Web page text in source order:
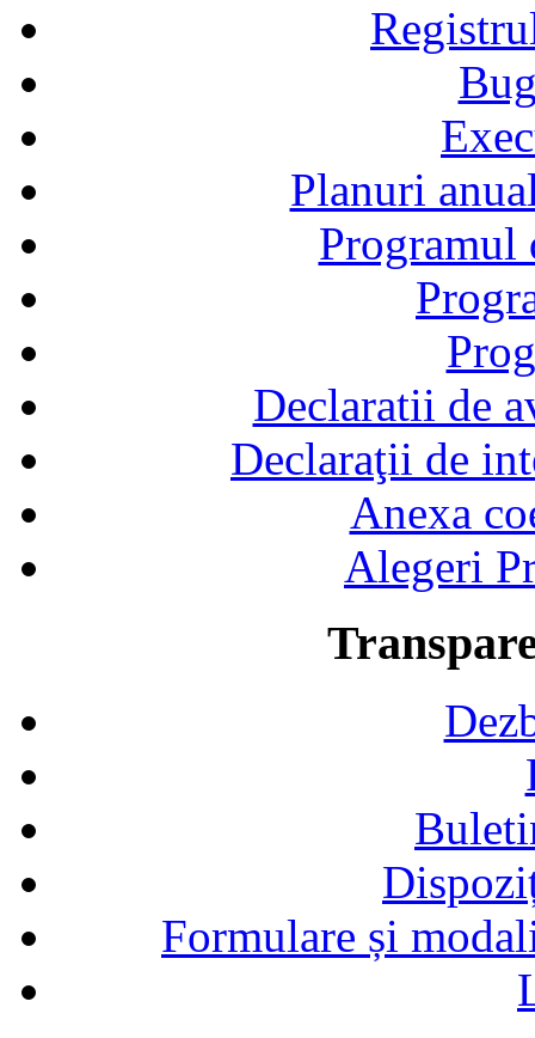
Planuri
Declaratii de
Declaraţii de
Anexa
Alegeri
Formulare și